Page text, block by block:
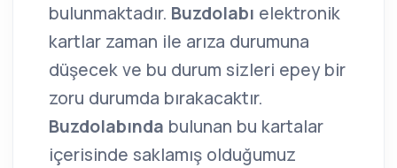
bulunmaktadır. Buzdolabı elektronik
kartlar zaman ile arıza durumuna
düşecek ve bu durum sizleri epey bir
zoru durumda bırakacaktır.
Buzdolabında bulunan bu kartalar
içerisinde saklamış olduğumuz